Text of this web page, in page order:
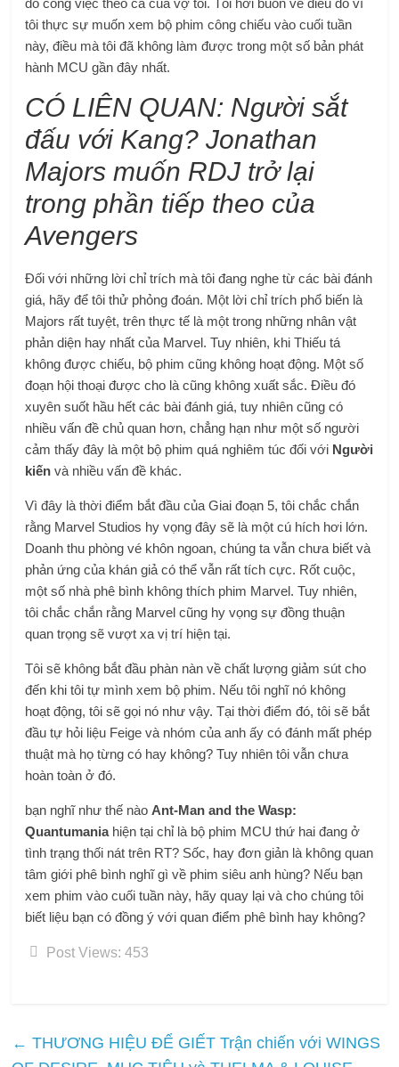
tôi thực sự muốn xem bộ phim công chiếu vào cuối tuần
này, điều mà tôi đã không làm được trong một số bản phát
hành MCU gần đây nhất.
CÓ LIÊN QUAN: Người sắt
đấu với Kang? Jonathan
Majors muốn RDJ trở lại
trong phần tiếp theo của
Avengers
Đối với những lời chỉ trích mà tôi đang nghe từ các bài đánh
giá, hãy để tôi thử phỏng đoán. Một lời chỉ trích phổ biến là
Majors rất tuyệt, trên thực tế là một trong những nhân vật
phản diện hay nhất của Marvel. Tuy nhiên, khi Thiếu tá
không được chiếu, bộ phim cũng không hoạt động. Một số
đoạn hội thoại được cho là cũng không xuất sắc. Điều đó
xuyên suốt hầu hết các bài đánh giá, tuy nhiên cũng có
nhiều vấn đề chủ quan hơn, chẳng hạn như một số người
cảm thấy đây là một bộ phim quá nghiêm túc đối với Người
kiến và nhiều vấn đề khác.
Vì đây là thời điểm bắt đầu của Giai đoạn 5, tôi chắc chắn
rằng Marvel Studios hy vọng đây sẽ là một cú hích hơi lớn.
Doanh thu phòng vé khôn ngoan, chúng ta vẫn chưa biết và
phản ứng của khán giả có thể vẫn rất tích cực. Rốt cuộc,
một số nhà phê bình không thích phim Marvel. Tuy nhiên,
tôi chắc chắn rằng Marvel cũng hy vọng sự đồng thuận
quan trọng sẽ vượt xa vị trí hiện tại.
Tôi sẽ không bắt đầu phàn nàn về chất lượng giảm sút cho
đến khi tôi tự mình xem bộ phim. Nếu tôi nghĩ nó không
hoạt động, tôi sẽ gọi nó như vậy. Tại thời điểm đó, tôi sẽ bắt
đầu tự hỏi liệu Feige và nhóm của anh ấy có đánh mất phép
thuật mà họ từng có hay không? Tuy nhiên tôi vẫn chưa
hoàn toàn ở đó.
bạn nghĩ như thế nào Ant-Man and the Wasp:
Quantumaniahiện tại chỉ là bộ phim MCU thứ hai đang ở
tình trạng thối nát trên RT? Sốc, hay đơn giản là không quan
tâm giới phê bình nghĩ gì về phim siêu anh hùng? Nếu bạn
xem phim vào cuối tuần này, hãy quay lại và cho chúng tôi
biết liệu bạn có đồng ý với quan điểm phê bình hay không?
Post Views: 453
← THƯƠNG HIỆU ĐỂ GIẾT Trận chiến với WINGS